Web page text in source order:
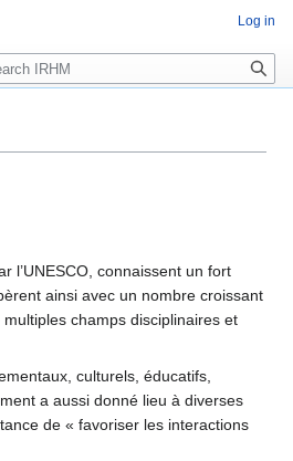
l’UNESCO, connaissent un fort
ainsi avec un nombre croissant
champs disciplinaires et
culturels, éducatifs,
a aussi donné lieu à diverses
de « favoriser les interactions
Log in